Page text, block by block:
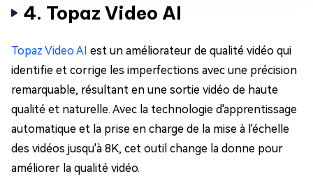
4. Topaz Video AI
Topaz Video AI est un améliorateur de qualité vidéo qui
identifie et corrige les imperfections avec une précision
remarquable, résultant en une sortie vidéo de haute
qualité et naturelle. Avec la technologie d'apprentissage
automatique et la prise en charge de la mise à l'échelle
des vidéos jusqu'à 8K, cet outil change la donne pour
améliorer la qualité vidéo.